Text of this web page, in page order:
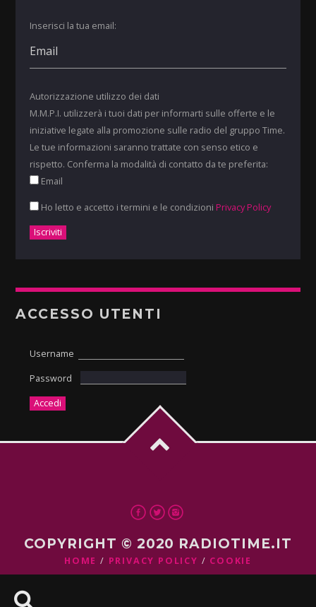
Inserisci la tua email:
Autorizzazione utilizzo dei dati
M.M.P.I. utilizzerà i tuoi dati per informarti sulle offerte e le
iniziative legate alla promozione sulle radio del gruppo Time.
Le tue informazioni saranno trattate con senso etico e
rispetto. Conferma la modalità di contatto da te preferita:
Email
Ho letto e accetto i termini e le condizioni Privacy Policy
ACCESSO UTENTI
Username
Password
COPYRIGHT © 2020 RADIOTIME.IT
HOME PRIVACY POLICY COOKIE